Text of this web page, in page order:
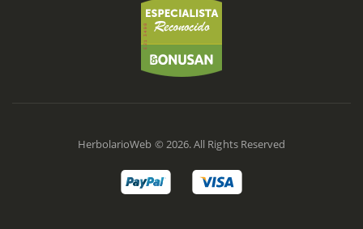
HerbolarioWeb © 2026. All Rights Reserved